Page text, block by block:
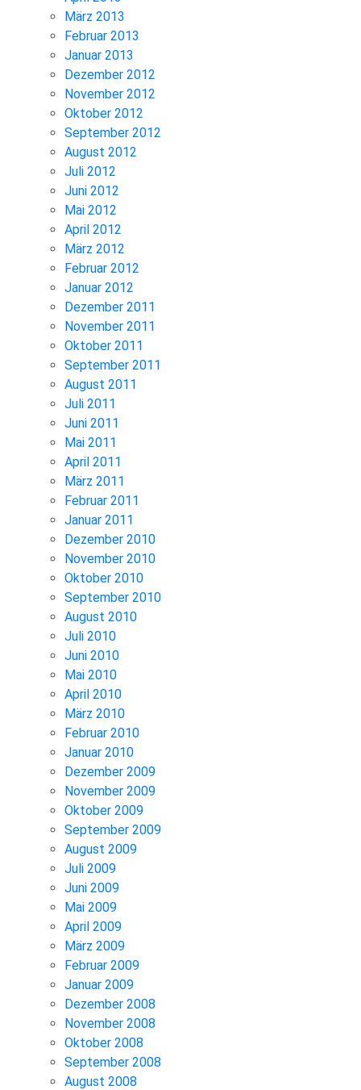
März 2013
Februar 2013
Januar 2013
Dezember 2012
November 2012
Oktober 2012
September 2012
August 2012
Juli 2012
Juni 2012
Mai 2012
April 2012
März 2012
Februar 2012
Januar 2012
Dezember 2011
November 2011
Oktober 2011
September 2011
August 2011
Juli 2011
Juni 2011
Mai 2011
April 2011
März 2011
Februar 2011
Januar 2011
Dezember 2010
November 2010
Oktober 2010
September 2010
August 2010
Juli 2010
Juni 2010
Mai 2010
April 2010
März 2010
Februar 2010
Januar 2010
Dezember 2009
November 2009
Oktober 2009
September 2009
August 2009
Juli 2009
Juni 2009
Mai 2009
April 2009
März 2009
Februar 2009
Januar 2009
Dezember 2008
November 2008
Oktober 2008
September 2008
August 2008